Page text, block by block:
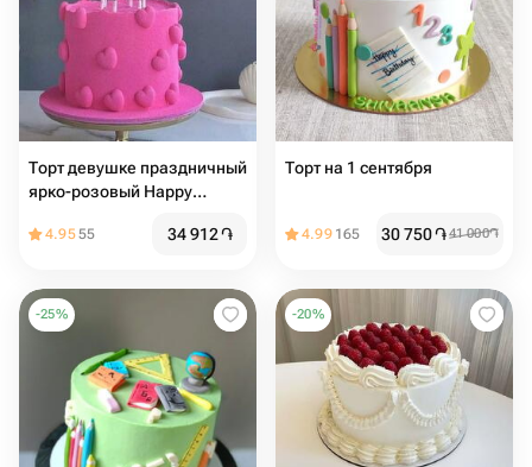
Торт девушке праздничный
ярко-розовый Happy
4.9555 34 912֏
Торт на 1 сентября
4.99 165 30 750֏41 000֏
-25% -20%